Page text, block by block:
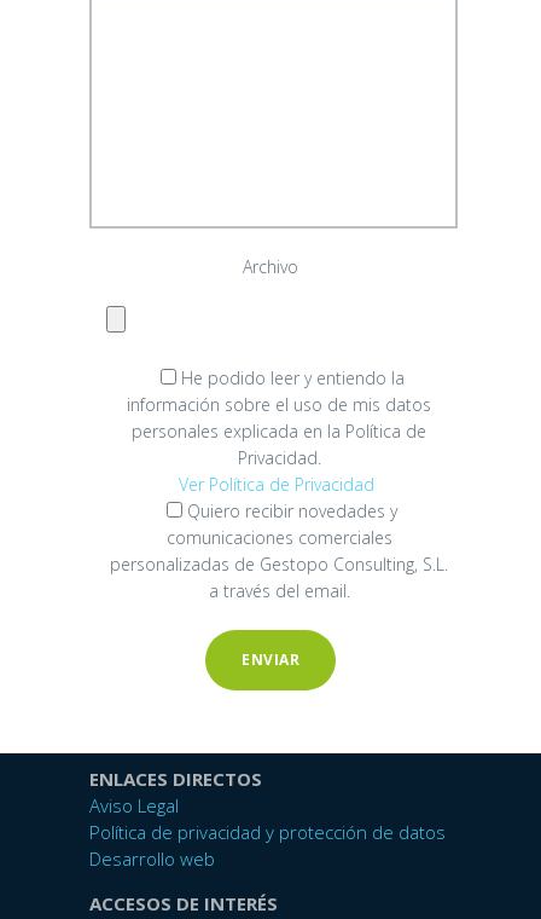
Archivo
He podido leer y entiendo la
información sobre el uso de mis datos
personales explicada en la Política de
Privacidad.
Ver Política de Privacidad
Quiero recibir novedades y
comunicaciones comerciales
personalizadas de Gestopo Consulting, S.L.
a través del email.
ENLACES DIRECTOS
Aviso Legal
Política de privacidad y protección de datos
Desarrollo web
ACCESOS DE INTERÉS